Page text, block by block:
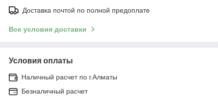
Доставка почтой по полной предоплате
Все условия доставки
Условия оплаты
Наличный расчет по г.Алматы
Безналичный расчет